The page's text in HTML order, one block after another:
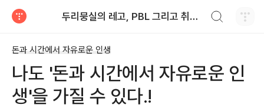
두리뭉실의 레고, PBL 그리고 취미 개발
돈과 시간에서 자유로운 인생
나도 '돈과 시간에서 자유로운 인
생'을 가질 수 있다.!